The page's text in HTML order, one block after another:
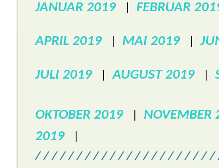
JANUAR 2019| FEBRUAR
APRIL 2019| MAI 2019|
JULI 2019|AUGUST 2019|
OKTOBER 2019| NOVEMBER
2019|
/ / / / / / / / / / / / / / / / / / / / /